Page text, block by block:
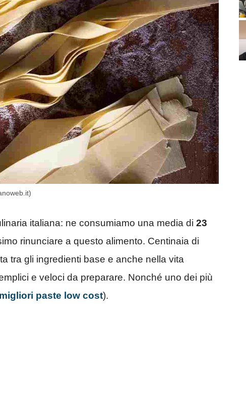
italiana: ne consumiamo una media di 23
rinunciare a questo alimento. Centinaia di
tra gli ingredienti base e anche nella vita
e veloci da preparare. Nonché uno dei più
paste low cost).